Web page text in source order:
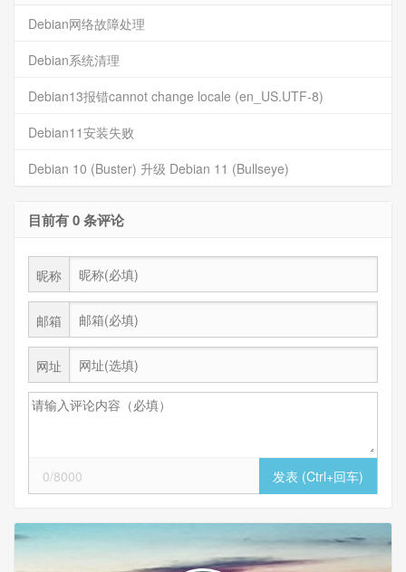
Debian网络故障处理
Debian系统清理
Debian13报错cannot change locale (en_US.UTF-8)
Debian11安装失败
Debian 10 (Buster) 升级 Debian 11 (Bullseye)
目前有 0 条评论
昵称
邮箱
网址
0/8000